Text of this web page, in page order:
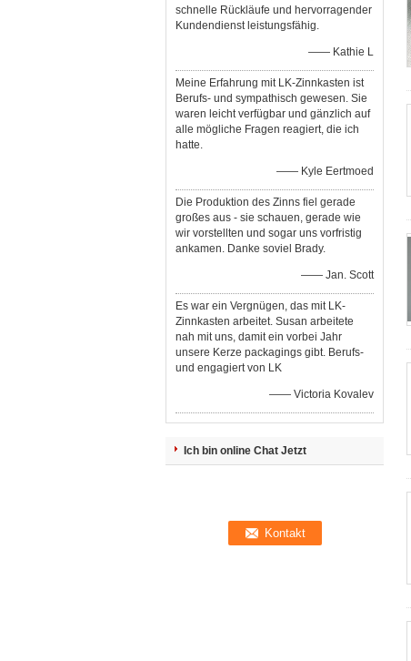
schnelle Rückläufe und hervorragender
Kundendienst leistungsfähig.
—— Kathie L
Meine Erfahrung mit LK-Zinnkasten ist
Berufs- und sympathisch gewesen. Sie
waren leicht verfügbar und gänzlich auf
alle mögliche Fragen reagiert, die ich
hatte.
—— Kyle Eertmoed
Die Produktion des Zinns fiel gerade
großes aus - sie schauen, gerade wie
wir vorstellten und sogar uns vorfristig
ankamen. Danke soviel Brady.
—— Jan. Scott
Es war ein Vergnügen, das mit LK-
Zinnkasten arbeitet. Susan arbeitete
nah mit uns, damit ein vorbei Jahr
unsere Kerze packagings gibt. Berufs-
und engagiert von LK
—— Victoria Kovalev
Ich bin online Chat Jetzt